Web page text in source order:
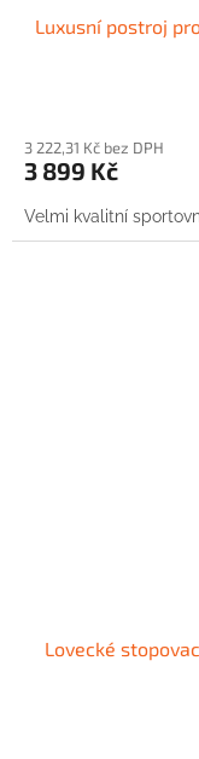
Luxusní postroj
3 222,31 Kč bez DPH
3 899 Kč
Velmi kvalitní
Lovecké